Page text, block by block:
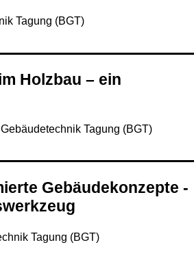
Tagung (BGT)
Holzbau – ein
Tagung (BGT)
Gebäudekonzepte -
Tagung (BGT)